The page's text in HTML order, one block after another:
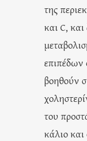
της
και C,
επιπέδων
βοηθούν
του
κάλιο